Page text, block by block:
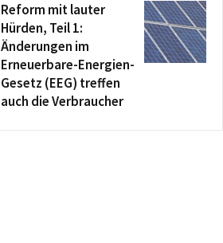
Reform mit lauter
Hürden, Teil 1:
Änderungen im
Erneuerbare-Energien-
Gesetz (EEG) treffen
auch die Verbraucher